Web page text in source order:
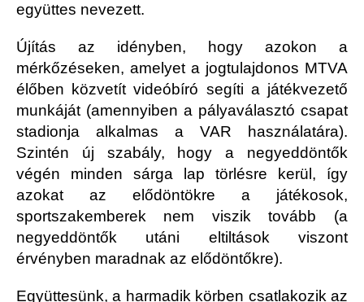
együttes nevezett.
Újítás az idényben, hogy azokon a
mérkőzéseken, amelyet a jogtulajdonos MTVA
élőben közvetít videóbíró segíti a játékvezető
munkáját (amennyiben a pályaválasztó csapat
stadionja alkalmas a VAR használatára).
Szintén új szabály, hogy a negyeddöntők
végén minden sárga lap törlésre kerül, így
azokat az elődöntökre a játékosok,
sportszakemberek nem viszik tovább (a
negyeddöntők utáni eltiltások viszont
érvényben maradnak az elődöntőkre).
Együttesünk, a harmadik körben csatlakozik az